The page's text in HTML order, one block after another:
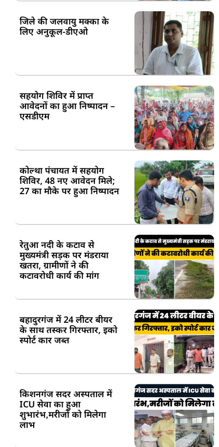
जिले की जलवायु मक्का के
लिए अनुकूल-डीएओ
सहयोग शिविर में प्राप्त
आवेदनों का हुआ निष्पादन –
एसडीएम
कोल्था पंचायत में सहयोग
शिविर, 48 नए आवेदन मिले;
27 का मौके पर हुआ निष्पादन
रेतुआ नदी के कटाव से
मुख्यमंत्री सड़क पर मंडराया
खतरा, ग्रामीणों ने की
कटावरोधी कार्य की मांग
बहादुरगंज में 24 लीटर बीयर
के साथ तस्कर गिरफ्तार, इको
स्पोर्ट कार जब्त
किशनगंज सदर अस्पताल में
ICU सेवा का हुआ
शुभारंभ,मरीजों को मिलेगा
लाभ